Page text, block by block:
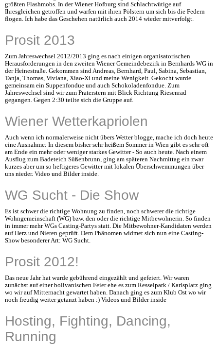
größten Flashmobs. In der Wiener Hofburg sind Schlachtwütige auf
Ihresgleichen getroffen und warfen mit ihren Pölstern um sich bis die Federn
flogen. Ich habe das Geschehen natürlich auch 2014 wieder mitverfolgt.
Prosit 2013
Zum Jahreswechsel 2012/2013 ging es nach einigen organisatorischen
Herausforderungen in den zweiten Wiener Gemeindebezirk in Bernhards WG in
der Heinestraße. Gekommen sind Andreas, Bernhard, Paul, Sabina, Sebastian,
Tanja, Thomas, Viviana, Xiao-Xi und meine Wenigkeit. Gekocht wurde
gemeinsam ein Suppenfondue und auch Schokoladenfondue. Zum
Jahreswechsel sind wir zum Praterstern mit Blick Richtung Riesenrad
gegangen. Gegen 2:30 teilte sich die Gruppe auf.
Wiener Wetterkapriolen
Auch wenn ich normalerweise nicht übers Wetter blogge, mache ich doch heute
eine Ausnahme: In diesem bisher sehr heißem Sommer in Wien gibt es sehr oft
am Ende ein mehr oder weniger starkes Gewitter - So auch heute. Nach einem
Ausflug zum Badeteich Süßenbrunn, ging am späteren Nachmittag ein zwar
kurzes aber um so heftigeres Gewitter mit lokalen Überschwemmungen über
uns nieder. Video und Bilder inside.
WG Sucht - Die Show
Es ist schwer die richtige Wohnung zu finden, noch schwerer die richtige
Wohngemeinschaft (WG) bzw. den oder die richtige Mitbewohnerin. So finden
in immer mehr WGs Casting-Partys statt. Die Mitbewohner-Kandidaten werden
auf Herz und Nieren geprüft. Dem Phänomen widmet sich nun eine Casting-
Show besonderer Art: WG Sucht.
Prosit 2012!
Das neue Jahr hat wurde gebührend eingezählt und gefeiert. Wir waren
zunächst auf einer bolivanischen Feier ehe es zum Resselpark / Karlsplatz ging
wo wir auf Mitternacht gewartet haben. Danach ging es zum Klub Ost wo wir
noch freudig weiter getanzt haben :) Videos und Bilder inside
Hosting, Fighting, Dancing,
Running